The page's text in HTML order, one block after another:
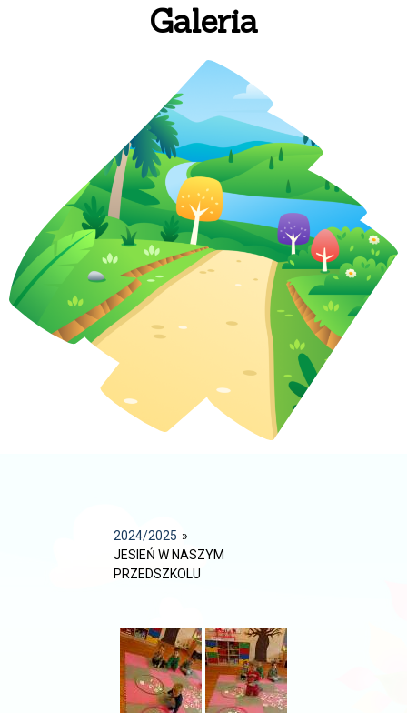
Galeria
2024/2025 »
JESIEŃ W NASZYM
PRZEDSZKOLU